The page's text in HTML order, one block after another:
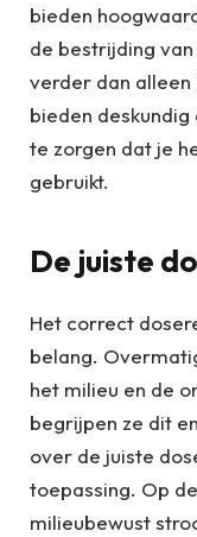
bieden
de bestrijding
verder dan alleen
bieden
te zorgen dat je
gebruikt.
De juiste
Het correct
belang.
het milieu en de
begrijpen ze dit
over de juiste
toepassing. Op
milieubewust